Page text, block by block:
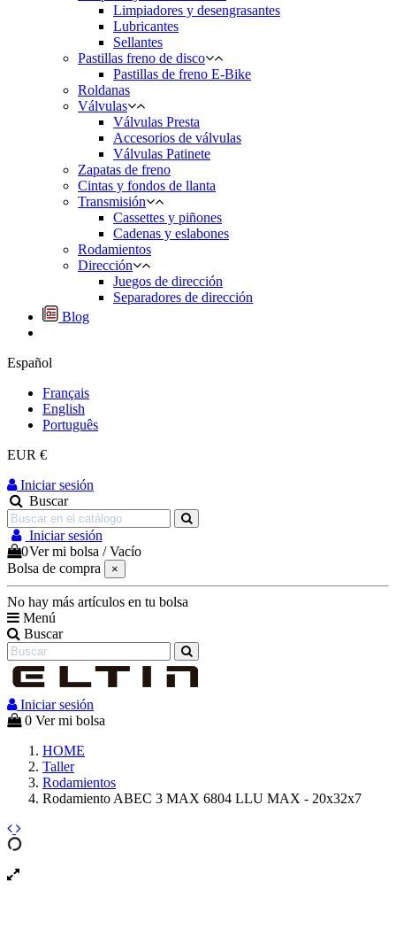
Limpiadores y desengrasantes
Lubricantes
Sellantes
Pastillas freno de disco
Pastillas de freno E-Bike
Roldanas
Válvulas
Válvulas Presta
Accesorios de válvulas
Válvulas Patinete
Zapatas de freno
Cintas y fondos de llanta
Transmisión
Cassettes y piñones
Cadenas y eslabones
Rodamientos
Dirección
Juegos de dirección
Separadores de dirección
Blog
Español
Français
English
Português
EUR €
Iniciar sesión
Buscar
Iniciar sesión
0Ver mi bolsa /Vacío
Bolsa de compra
×
No hay más artículos en tu bolsa
Menú
Buscar
Iniciar sesión
0 Ver mi bolsa
HOME
Taller
Rodamientos
Rodamiento ABEC 3 MAX 6804 LLU MAX - 20x32x7